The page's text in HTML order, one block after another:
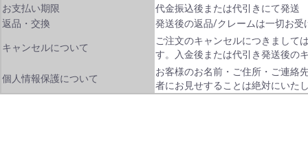
お支払い期限
代金振込後または代引きにて発
返品・交換
発送後の返品/クレームは一切お
キャンセルについて
ご注文のキャンセルにつきまして
す。入金後または代引き発送後の
個人情報保護について
お客様のお名前・ご住所・ご連絡
者にお見せすることは絶対にいた